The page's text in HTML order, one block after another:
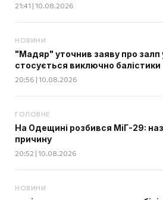
21:41 | 10.08.2026
НОВИНИ
"Мадяр" уточнив заяву про залп
стосується виключно балістики
20:56 | 10.08.2026
ГОЛОВНЕ
На Одещині розбився МіГ-29:
причину
20:52 | 10.08.2026
НОВИНИ